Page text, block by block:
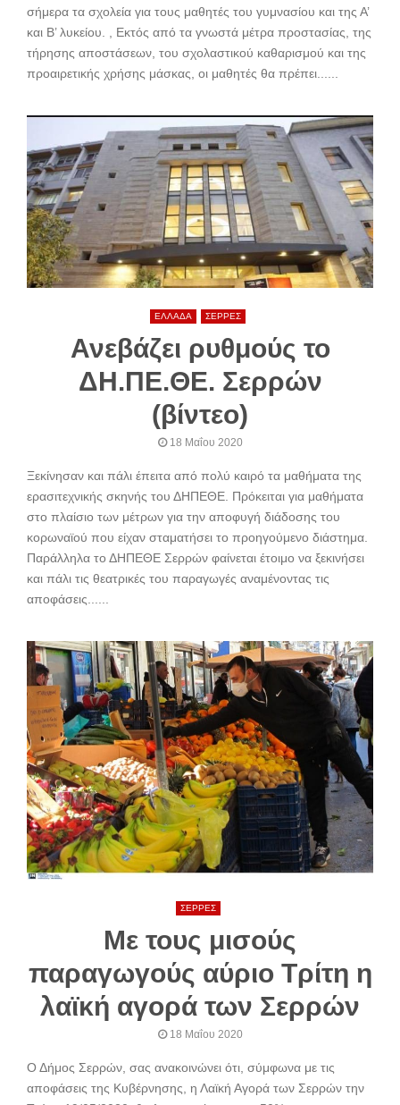
σήμερα τα σχολεία για τους μαθητές του γυμνασίου και της Α’
και Β’ λυκείου. , Εκτός από τα γνωστά μέτρα προστασίας, της
τήρησης αποστάσεων, του σχολαστικού καθαρισμού και της
προαιρετικής χρήσης μάσκας, οι μαθητές θα πρέπει......
ΕΛΛΑΔΑ ΣΕΡΡΕΣ
Ανεβάζει ρυθμούς το
ΔΗ.ΠΕ.ΘΕ. Σερρών
(βίντεο)
18 Μαΐου 2020
Ξεκίνησαν και πάλι έπειτα από πολύ καιρό τα μαθήματα της
ερασιτεχνικής σκηνής του ΔΗΠΕΘΕ. Πρόκειται για μαθήματα
στο πλαίσιο των μέτρων για την αποφυγή διάδοσης του
κορωναϊού που είχαν σταματήσει το προηγούμενο διάστημα.
Παράλληλα το ΔΗΠΕΘΕ Σερρών φαίνεται έτοιμο να ξεκινήσει
και πάλι τις θεατρικές του παραγωγές αναμένοντας τις
αποφάσεις......
ΣΕΡΡΕΣ
Με τους μισούς
παραγωγούς αύριο Τρίτη η
λαϊκή αγορά των Σερρών
18 Μαΐου 2020
Ο Δήμος Σερρών, σας ανακοινώνει ότι, σύμφωνα με τις
αποφάσεις της Κυβέρνησης, η Λαϊκή Αγορά των Σερρών την